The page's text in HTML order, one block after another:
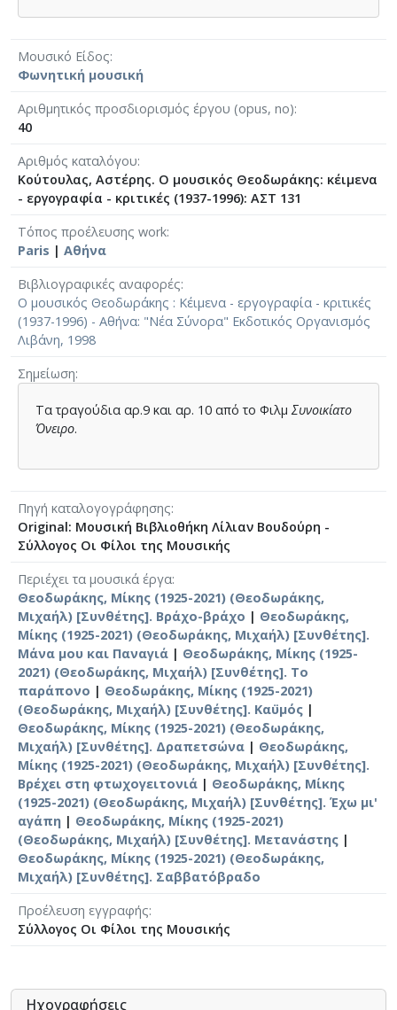
Μουσικό Είδος
Φωνητική μουσική
Αριθμητικός προσδιορισμός έργου (opus, no)
40
Αριθμός καταλόγου
Κούτουλας, Αστέρης. Ο μουσικός Θεοδωράκης: κέιμενα
- εργογραφία - κριτικές (1937-1996): ΑΣΤ 131
Τόπος προέλευσης work
Paris | Αθήνα
Βιβλιογραφικές αναφορές
Ο μουσικός Θεοδωράκης : Κέιμενα - εργογραφία - κριτικές
(1937-1996) - Αθήνα: "Νέα Σύνορα" Εκδοτικός Οργανισμός
Λιβάνη, 1998
Σημείωση
Τα τραγούδια αρ.9 και αρ. 10 από το ΦιλμΣυνοικίατο
Όνειρο.
Πηγή καταλογογράφησης
Original: Μουσική Βιβλιοθήκη Λίλιαν Βουδούρη -
Σύλλογος Οι Φίλοι της Μουσικής
Περιέχει τα μουσικά έργα
Θεοδωράκης, Μίκης (1925-2021) (Θεοδωράκης,
Μιχαήλ) [Συνθέτης]. Βράχο-βράχο | Θεοδωράκης,
Μίκης (1925-2021) (Θεοδωράκης, Μιχαήλ) [Συνθέτης].
Μάνα μου και Παναγιά | Θεοδωράκης, Μίκης (1925-
2021) (Θεοδωράκης, Μιχαήλ) [Συνθέτης]. Το
παράπονο | Θεοδωράκης, Μίκης (1925-2021)
(Θεοδωράκης, Μιχαήλ) [Συνθέτης]. Καϋμός |
Θεοδωράκης, Μίκης (1925-2021) (Θεοδωράκης,
Μιχαήλ) [Συνθέτης]. Δραπετσώνα | Θεοδωράκης,
Μίκης (1925-2021) (Θεοδωράκης, Μιχαήλ) [Συνθέτης].
Βρέχει στη φτωχογειτονιά | Θεοδωράκης, Μίκης
(1925-2021) (Θεοδωράκης, Μιχαήλ) [Συνθέτης]. Έχω μι'
αγάπη | Θεοδωράκης, Μίκης (1925-2021)
(Θεοδωράκης, Μιχαήλ) [Συνθέτης]. Μετανάστης |
Θεοδωράκης, Μίκης (1925-2021) (Θεοδωράκης,
Μιχαήλ) [Συνθέτης]. Σαββατόβραδο
Προέλευση εγγραφής
Σύλλογος Οι Φίλοι της Μουσικής
Ηχογραφήσεις